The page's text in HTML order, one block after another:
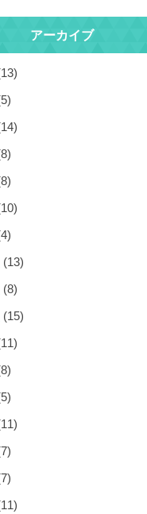
アーカイブ
(13)
(8)
(15)